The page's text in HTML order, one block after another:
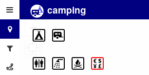
camping
+
−